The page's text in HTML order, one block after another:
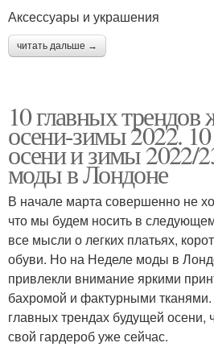
Аксессуары и украшения
читать дальше →
10 главных
осени-зимы 2022.
осени и зимы 2022/
моды в Лондоне
В начале марта совершенно не
что мы будем носить в
все мысли о легких платьях,
обуви. Но на Неделе моды в
привлекли внимание яркими
бахромой и фактурными
главных трендах будущей осени,
свой гардероб уже сейчас.